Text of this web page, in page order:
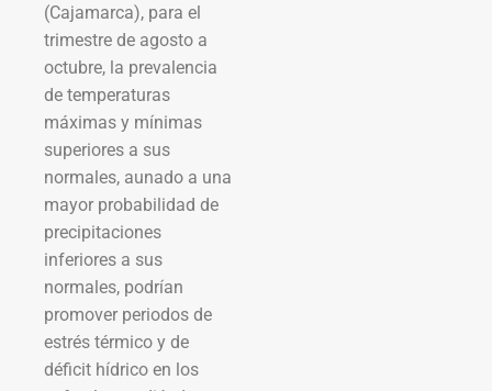
(Cajamarca), para el
trimestre de agosto a
octubre, la prevalencia
de temperaturas
máximas y mínimas
superiores a sus
normales, aunado a una
mayor probabilidad de
precipitaciones
inferiores a sus
normales, podrían
promover periodos de
estrés térmico y de
déficit hídrico en los